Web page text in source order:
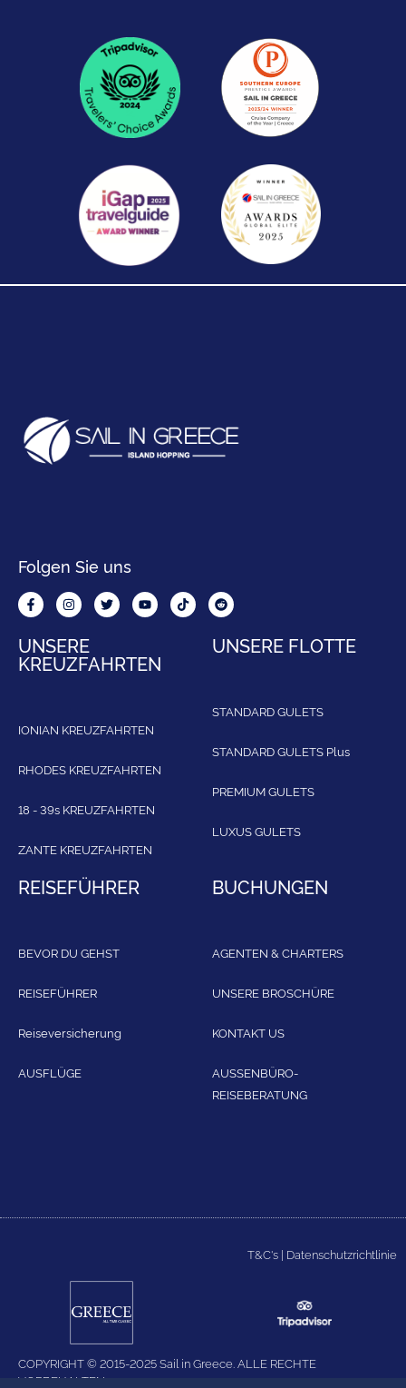
Folgen Sie uns
UNSERE
KREUZFAHRTEN
IONIAN KREUZFAHRTEN
RHODES KREUZFAHRTEN
18 - 39s KREUZFAHRTEN
ZANTE KREUZFAHRTEN
UNSERE FLOTTE
STANDARD GULETS
STANDARD GULETS Plus
PREMIUM GULETS
LUXUS GULETS
REISEFÜHRER
BEVOR DU GEHST
REISEFÜHRER
Reiseversicherung
AUSFLÜGE
BUCHUNGEN
AGENTEN & CHARTERS
UNSERE BROSCHÜRE
KONTAKT US
AUSSENBÜRO-
REISEBERATUNG
COPYRIGHT © 2015-2025 Sail in Greece. ALLE RECHTE
VORBEHALTEN.
T&C's | Datenschutzrichtlinie